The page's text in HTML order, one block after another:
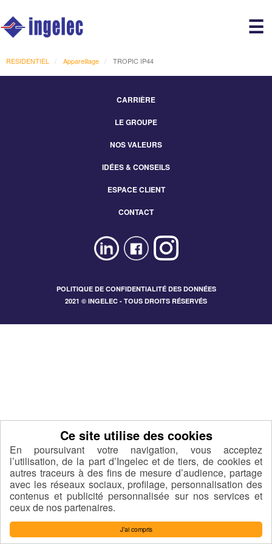
J’ai compris
En poursuivant votre navigation, vous acceptez
l’utilisation, de la part d’Ingelec et de tiers, de cookies et
autres traceurs à des fins de mesure d’audience, partage
avec les réseaux sociaux, profilage, personnalisation des
contenus et publicité personnalisée sur nos services et
ceux de nos partenaires.
☰
RESIDENTIEL Appareillage TROPIC IP44
CARRIÈRE
LE GROUPE
NOS VALEURS
IDÉES & CONSEILS
ESPACE CLIENT
CONTACT
POLITIQUE DE CONFIDENTIALITÉ DES DONNÉES
2021 © INGELEC - TOUS DROITS RÉSERVÉS